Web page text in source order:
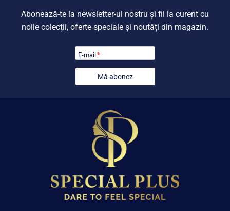
Abonează-te la newsletter-ul nostru și fii la curent cu
noile colecții, oferte speciale și noutăți din magazin.
E-mail*
Mă abonez